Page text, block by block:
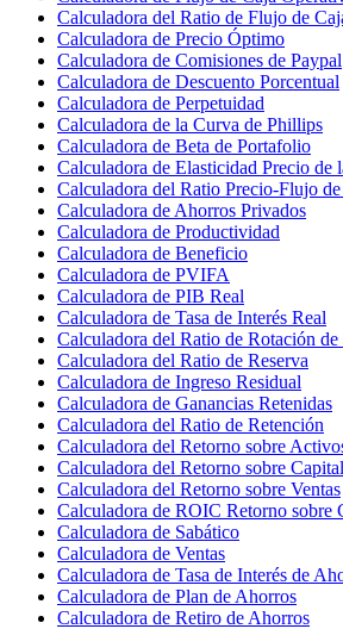
Calculadora del Ratio de Flujo de
Calculadora de Precio Óptimo
Calculadora de Comisiones de Paypal
Calculadora de Descuento Porcentual
Calculadora de Perpetuidad
Calculadora de la Curva de Phillips
Calculadora de Beta de Portafolio
Calculadora de Elasticidad Precio de
Calculadora del Ratio Precio-Flujo de
Calculadora de Ahorros Privados
Calculadora de Productividad
Calculadora de Beneficio
Calculadora de PVIFA
Calculadora de PIB Real
Calculadora de Tasa de Interés Real
Calculadora del Ratio de Rotación
Calculadora del Ratio de Reserva
Calculadora de Ingreso Residual
Calculadora de Ganancias Retenidas
Calculadora del Ratio de Retención
Calculadora del Retorno sobre
Calculadora del Retorno sobre
Calculadora del Retorno sobre Ventas
Calculadora de ROIC Retorno sobre
Calculadora de Sabático
Calculadora de Ventas
Calculadora de Tasa de Interés de
Calculadora de Plan de Ahorros
Calculadora de Retiro de Ahorros